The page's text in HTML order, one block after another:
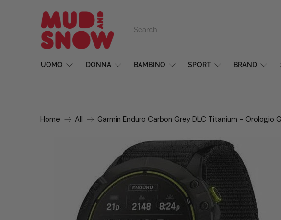
UOMO DONNA BAMBINO SPORT BRAND
Home All Garmin Enduro Carbon Grey DLC Titanium - Orologio